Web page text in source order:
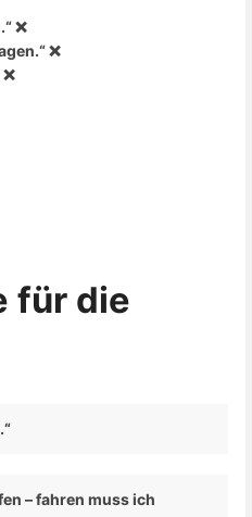
❌
❌
für die
– fahren muss ich